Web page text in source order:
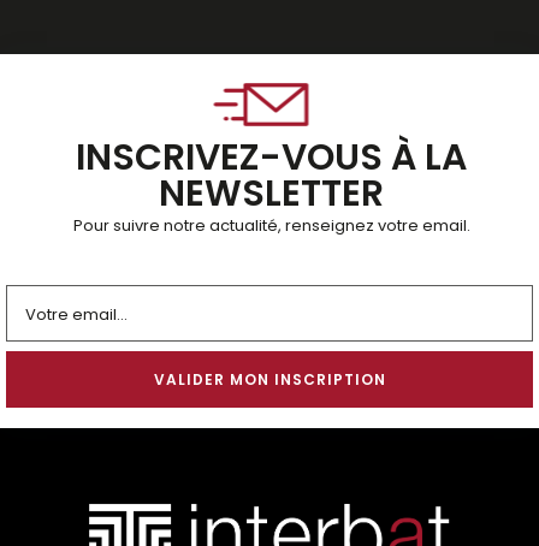
INSCRIVEZ-VOUS À LA
NEWSLETTER
Pour suivre notre actualité, renseignez votre email.
Alternative: